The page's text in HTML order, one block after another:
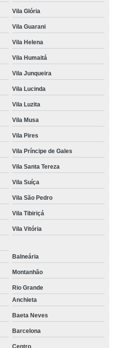
Vila Glória
Vila Guarani
Vila Helena
Vila Humaitá
Vila Junqueira
Vila Lucinda
Vila Luzita
Vila Musa
Vila Pires
Vila Príncipe de Gales
Vila Santa Tereza
Vila Suíça
Vila São Pedro
Vila Tibiriçá
Vila Vitória
Balneária
Montanhão
Rio Grande
Anchieta
Baeta Neves
Barcelona
Centro